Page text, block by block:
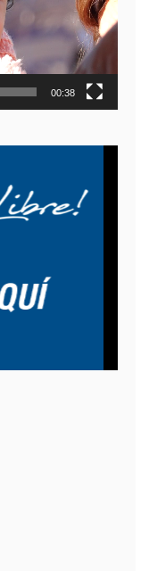
00:38